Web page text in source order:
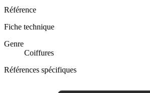
Référence
Fiche technique
Genre
Coiffures
Références spécifiques